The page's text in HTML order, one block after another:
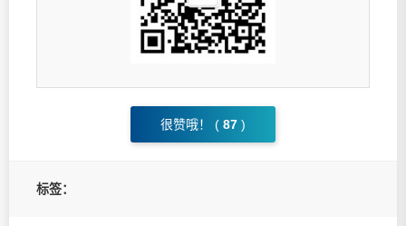
很赞哦！ ( 87 )
标签：